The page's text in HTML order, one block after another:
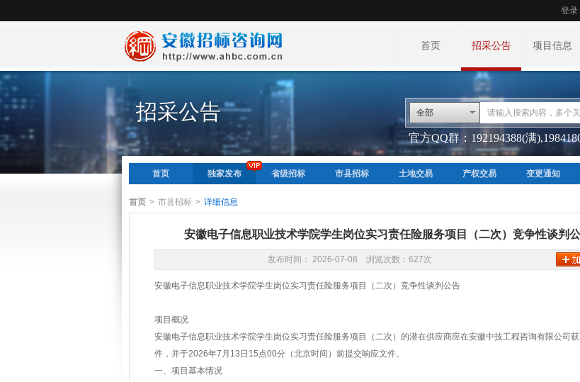
登录
首页 招采公告 项目信息
招采公告 全部
官方QQ群：192194388(满
首页 独家发布 省级招标 市县招标 土地交易 产权交易 变更通知
首页 > 市县招标 > 详细信息
安徽电子信息职业技术学院学生岗位实习责任险服务项目（二次）竞争性谈判
发布时间： 2026-07-08 浏览次数：627次
安徽电子信息职业技术学院学生岗位实习责任险服务项目（二次）竞争性谈判公告
项目概况
安徽电子信息职业技术学院学生岗位实习责任险服务项目（二次）的潜在供应商应在安徽中技工程咨询有限公司
件，并于2026年7月13日15点00分（北京时间）前提交响应文件。
一、项目基本情况